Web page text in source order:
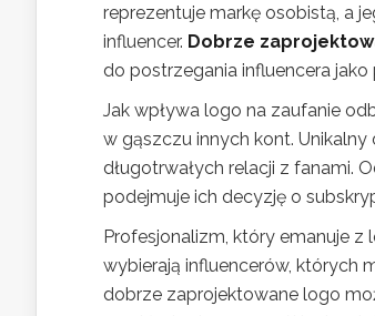
reprezentuje markę osobistą, a
influencer. Dobrze
do postrzegania influencera jako
Jak wpływa logo na zaufanie
w gąszczu innych kont.
długotrwałych relacji z fanami.
podejmuje ich decyzję o
Profesjonalizm, który emanuje z
wybierają influencerów, których
dobrze zaprojektowane logo